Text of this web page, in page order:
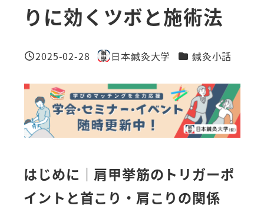
りに効くツボと施術法
投稿日
2025-02-28
著
者
日本鍼灸大学 カテゴリー
鍼灸小話
はじめに｜肩甲挙筋のトリガーポ
イントと首こり・肩こりの関係